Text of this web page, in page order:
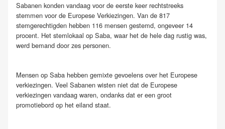
Sabanen konden vandaag voor de eerste keer rechtstreeks
stemmen voor de Europese Verkiezingen. Van de 817
stemgerechtigden hebben 116 mensen gestemd, ongeveer 14
procent. Het stemlokaal op Saba, waar het de hele dag rustig was,
werd bemand door zes personen.
Mensen op Saba hebben gemixte gevoelens over het Europese
verkiezingen. Veel Sabanen wisten niet dat de Europese
verkiezingen vandaag waren, ondanks dat er een groot
promotiebord op het eiland staat.